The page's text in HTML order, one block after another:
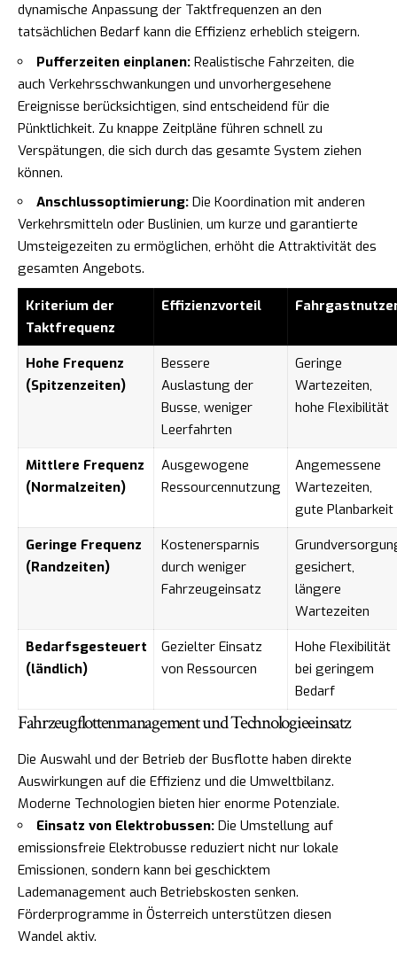
dynamische Anpassung der Taktfrequenzen an den
tatsächlichen Bedarf kann die Effizienz erheblich steigern.
Pufferzeiten einplanen: Realistische Fahrzeiten, die
auch Verkehrsschwankungen und unvorhergesehene
Ereignisse berücksichtigen, sind entscheidend für die
Pünktlichkeit. Zu knappe Zeitpläne führen schnell zu
Verspätungen, die sich durch das gesamte System ziehen
können.
Anschlussoptimierung: Die Koordination mit anderen
Verkehrsmitteln oder Buslinien, um kurze und garantierte
Umsteigezeiten zu ermöglichen, erhöht die Attraktivität des
gesamten Angebots.
Kriterium der
Taktfrequenz
Effizienzvorteil
Hohe Frequenz
(Spitzenzeiten)
Bessere
Auslastung der
Busse, weniger
Leerfahrten
Geringe
Wartezeiten,
hohe Flexibilität
Mittlere Frequenz
(Normalzeiten)
Ausgewogene
Ressourcennutzung
Angemessene
Wartezeiten,
gute Planbarkeit
Geringe Frequenz
(Randzeiten)
Kostenersparnis
durch weniger
Fahrzeugeinsatz
gesichert,
längere
Wartezeiten
Bedarfsgesteuert
(ländlich)
Gezielter Einsatz
von Ressourcen
Hohe Flexibilität
bei geringem
Bedarf
Fahrzeugflottenmanagement und Technologieeinsatz
Die Auswahl und der Betrieb der Busflotte haben direkte
Auswirkungen auf die Effizienz und die Umweltbilanz.
Moderne Technologien bieten hier enorme Potenziale.
Einsatz von Elektrobussen: Die Umstellung auf
emissionsfreie Elektrobusse reduziert nicht nur lokale
Emissionen, sondern kann bei geschicktem
Lademanagement auch Betriebskosten senken.
Förderprogramme in Österreich unterstützen diesen
Wandel aktiv.